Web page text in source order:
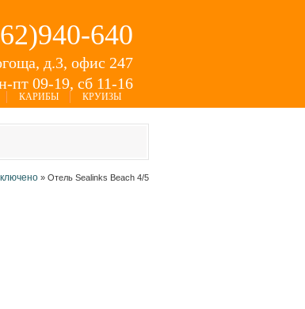
640
д.3, офис 247
пт 09-19, сб 11-16
КАРИБЫ КРУИЗЫ
» Отель Sealinks Beach 4/5